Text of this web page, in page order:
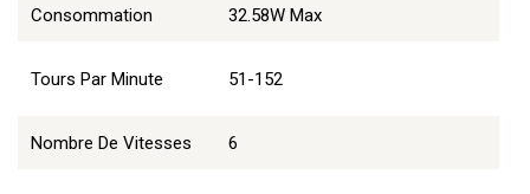
Consommation 32.58W Max
Tours Par Minute 51-152
Nombre De Vitesses 6